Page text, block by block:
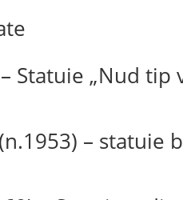
Statuie „Nud tip
– statuie